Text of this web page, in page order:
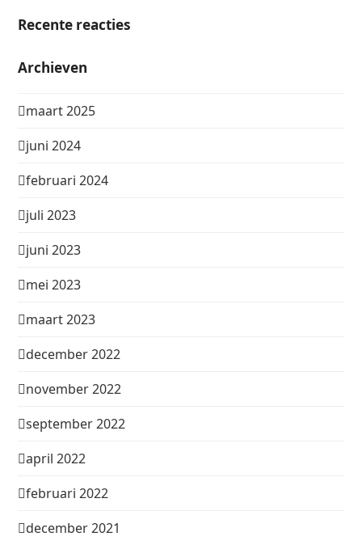
Recente reacties
Archieven
maart 2025
juni 2024
februari 2024
juli 2023
juni 2023
mei 2023
maart 2023
december 2022
november 2022
september 2022
april 2022
februari 2022
december 2021